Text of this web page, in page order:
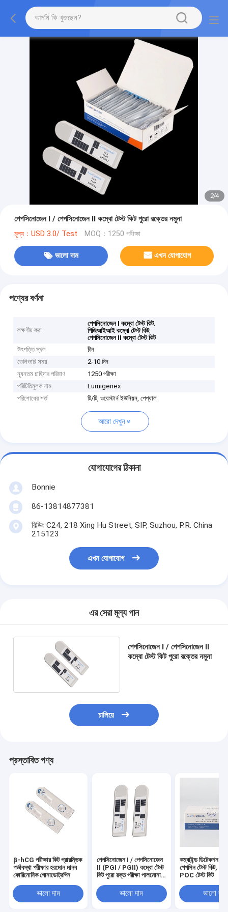
2/4
পেপসিনোজেন I / পেপসিনোজেন II কম্বো টেস্ট কিট পুরো রক্তের নমুনা
মূল্য：USD 3.0/ Test MOQ：1250 পরীক্ষা
ভালো দাম এখন যোগাযোগ
পণ্যের বর্ণনা
লক্ষণীয় করা
পেপসিনোজেন I কম্বো টেস্ট কিট,
পিজিআইআই কম্বো টেস্ট কিট,
পেপসিনোজেন II কম্বো টেস্ট কিট
উৎপত্তি স্থল
চীন
ডেলিভারি সময়
2-10 দিন
ন্যূনতম চাহিদার পরিমাণ
1250 পরীক্ষা
পরিচিতিমুলক নাম
Lumigenex
পরিশোধের শর্ত
টি/টি, ওয়েস্টার্ন ইউনিয়ন, পেপ্যাল
আরো দেখুন
যোগাযোগের ঠিকানা
Bonnie
86-13814877381
বিল্ডিং C24, 218 Xing Hu Street, SIP, Suzhou, P.R. China
215123
এখন যোগাযোগ
এর সেরা মূল্য পান
পেপসিনোজেন I / পেপসিনোজেন II
কম্বো টেস্ট কিট পুরো রক্তের নমুনা
চালিয়ে
প্রস্তাবিত পণ্য
β-hCG পরীক্ষার কিট প্রারম্ভিক
গর্ভাবস্থা পরীক্ষার হরমোন মানব
কোরিনোনিক গোনাডোট্রপিন
ভালো দাম
পেপসিনোজেন I / পেপসিনোজেন
II (PGI / PGII) কম্বো টেস্ট
কিট পুরো রক্ত ​​পরীক্ষা পালমোনারি
ভালো দাম
কম্বাইন্ড ডিটেকশন
পেপসিন টেস্ট কিট,
POC টেস্ট কিট （
ভালো দাম